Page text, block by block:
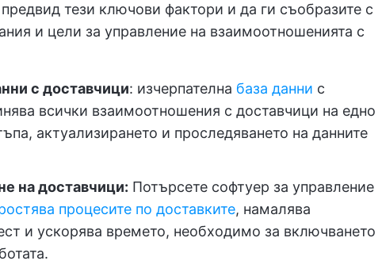
тези ключови фактори и да ги съобразите с
и цели за управление на взаимоотношенията с
с доставчици: изчерпателна база данни с
всички взаимоотношения с доставчици на едно
актуализирането и проследяването на данните
на доставчици: Потърсете софтуер за управление
процесите по доставките, намалява
и ускорява времето, необходимо за включването